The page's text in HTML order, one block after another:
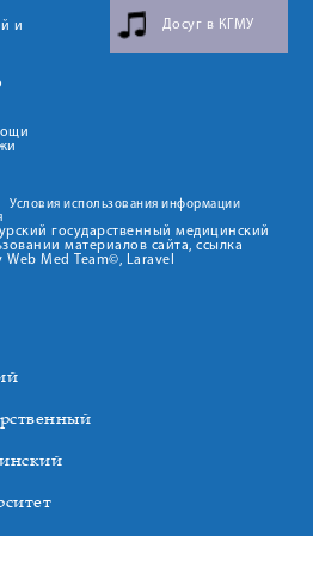
и
Досуг в КГМУ
Условия использования информации
государственный медицинский
материалов сайта, ссылка
Med Team©, Laravel